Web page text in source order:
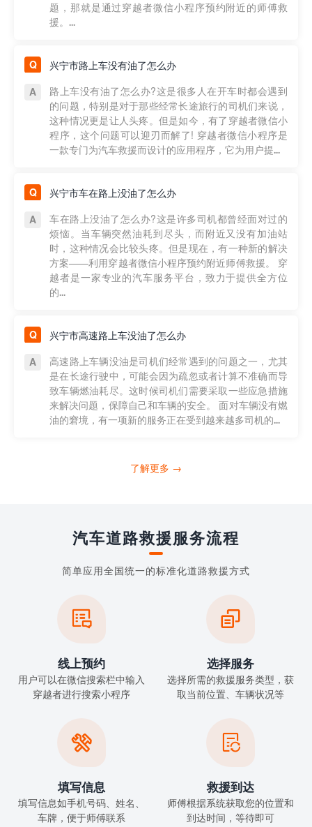
题，那就是通过穿越者微信小程序预约附近的师傅救
援。...
兴宁市路上车没有油了怎么办
路上车没有油了怎么办?这是很多人在开车时都会遇到
的问题，特别是对于那些经常长途旅行的司机们来说，
这种情况更是让人头疼。但是如今，有了穿越者微信小
程序，这个问题可以迎刃而解了! 穿越者微信小程序是
一款专门为汽车救援而设计的应用程序，它为用户提...
兴宁市车在路上没油了怎么办
车在路上没油了怎么办?这是许多司机都曾经面对过的
烦恼。当车辆突然油耗到尽头，而附近又没有加油站
时，这种情况会比较头疼。但是现在，有一种新的解决
方案——利用穿越者微信小程序预约附近师傅救援。 穿
越者是一家专业的汽车服务平台，致力于提供全方位
的...
兴宁市高速路上车没油了怎么办
高速路上车辆没油是司机们经常遇到的问题之一，尤其
是在长途行驶中，可能会因为疏忽或者计算不准确而导
致车辆燃油耗尽。这时候司机们需要采取一些应急措施
来解决问题，保障自己和车辆的安全。 面对车辆没有燃
油的窘境，有一项新的服务正在受到越来越多司机的...
了解更多 →
汽车道路救援服务流程
简单应用全国统一的标准化道路救援方式

线上预约
用户可以在微信搜索栏中输入
穿越者进行搜索小程序

选择服务
选择所需的救援服务类型，获
取当前位置、车辆状况等

填写信息
填写信息如手机号码、姓名、
车牌，便于师傅联系

救援到达
师傅根据系统获取您的位置和
到达时间，等待即可